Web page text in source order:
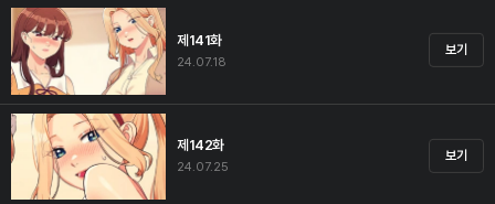
제141화
24.07.18
보기
제142화
24.07.25
보기